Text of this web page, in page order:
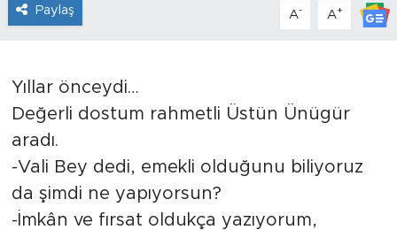
Paylaş A- A+
Yıllar önceydi…
Değerli dostum rahmetli Üstün Ünügür
aradı.
-Vali Bey dedi, emekli olduğunu biliyoruz
da şimdi ne yapıyorsun?
-İmkân ve fırsat oldukça yazıyorum,
Sağlık
Tarihçe
Söyleşi
Son Dakika Haberleri